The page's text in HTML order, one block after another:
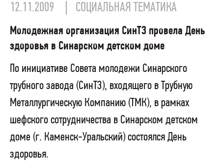
12.11.2009 СОЦИАЛЬНАЯ ТЕМАТИКА
Молодежная организация СинТЗ провела День
здоровья в Синарском детском доме
По инициативе Совета молодежи Синарского
трубного завода (СинТЗ), входящего в Трубную
Металлургическую Компанию (ТМК), в рамках
шефского сотрудничества в Синарском детском
доме (г. Каменск-Уральский) состоялся День
здоровья.